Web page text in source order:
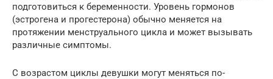
подготовиться к беременности. Уровень гормонов
(эстрогена и прогестерона) обычно меняется на
протяжении менструального цикла и может вызывать
различные симптомы.
С возрастом циклы девушки могут меняться по-